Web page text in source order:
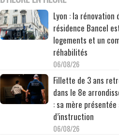
Lyon : la rénovation
résidence Bancel
logements et un
réhabilités
06/08/26
Fillette de 3 ans
dans le 8e
: sa mère présentée
d’instruction
06/08/26